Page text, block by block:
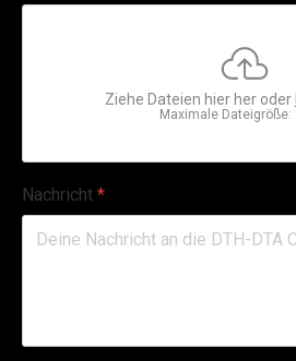
Ziehe Dateien hier her oder
Maximale Dateigröße:
Nachricht *